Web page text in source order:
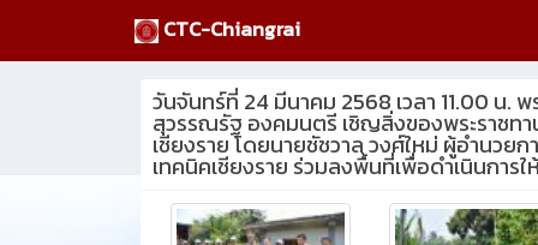
CTC-Chiangrai
วันจันทร์ที่ 24 มีนาคม 2568 เวลา 11.00 น.
สุวรรณรัฐ องคมนตรี เชิญสิ่งของพระราชท
เชียงราย โดยนายชัชวาล วงศ์ใหม่ ผู้อำนว
เทคนิคเชียงราย ร่วมลงพื้นที่เพื่อดำเนินการ